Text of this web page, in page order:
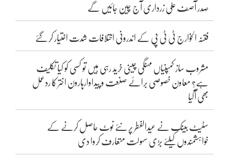
صدر آصف علی زرداری آج چین جائیں گے
فتنہ الخوارج ٹی ٹی پی کے اندرونی اختلافات شدت اختیار کر گئے
مشروب ساز کمپنیاں مہنگی چینی خرید رہی ہیں تو کسی کو کیا تکلیف
ہے؟ معاون خصوصی برائے صنعت و پیداوارہارون اختر کا ردعمل
بھی آگیا
سٹیٹ بینک نے عیدالفطر پر نئے نوٹ حاصل کرنے کے
خواہشمندوں کیلئے بڑی سہولت متعارف کروا دی